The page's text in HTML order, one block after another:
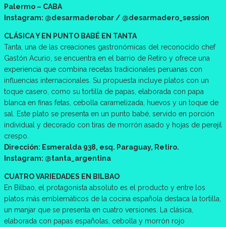
Palermo – CABA
Instagram: @desarmaderobar / @desarmadero_session
CLÁSICA Y EN PUNTO BABÉ EN TANTA
Tanta, una de las creaciones gastronómicas del reconocido chef
Gastón Acurio, se encuentra en el barrio de Retiro y ofrece una
experiencia que combina recetas tradicionales peruanas con
influencias internacionales. Su propuesta incluye platos con un
toque casero, como su tortilla de papas, elaborada con papa
blanca en finas fetas, cebolla caramelizada, huevos y un toque de
sal. Este plato se presenta en un punto babé, servido en porción
individual y decorado con tiras de morrón asado y hojas de perejil
crespo.
Dirección: Esmeralda 938, esq. Paraguay, Retiro.
Instagram: @tanta_argentina
CUATRO VARIEDADES EN BILBAO
En Bilbao, el protagonista absoluto es el producto y entre los
platos más emblemáticos de la cocina española destaca la tortilla,
un manjar que se presenta en cuatro versiones. La clásica,
elaborada con papas españolas, cebolla y morrón rojo